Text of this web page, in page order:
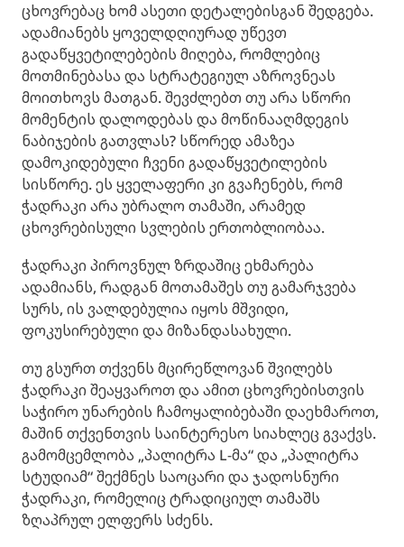
ცხოვრებაც ხომ ასეთი დეტალებისგან შედგება.
ადამიანებს ყოველდღიურად უწევთ
გადაწყვეტილებების მიღება, რომლებიც
მოთმინებასა და სტრატეგიულ აზროვნეას
მოითხოვს მათგან. შევძლებთ თუ არა სწორი
მომენტის დალოდებას და მოწინააღმდეგის
ნაბიჯების გათვლას? სწორედ ამაზეა
დამოკიდებული ჩვენი გადაწყვეტილების
სისწორე. ეს ყველაფერი კი გვაჩენებს, რომ
ჭადრაკი არა უბრალო თამაში, არამედ
ცხოვრებისული სვლების ერთობლიობაა.
ჭადრაკი პიროვნულ ზრდაშიც ეხმარება
ადამიანს, რადგან მოთამაშეს თუ გამარჯვება
სურს, ის ვალდებულია იყოს მშვიდი,
ფოკუსირებული და მიზანდასახული.
თუ გსურთ თქვენს მცირეწლოვან შვილებს
ჭადრაკი შეაყვაროთ და ამით ცხოვრებისთვის
საჭირო უნარების ჩამოყალიბებაში დაეხმაროთ,
მაშინ თქვენთვის საინტერესო სიახლეც გვაქვს.
გამომცემლობა „პალიტრა L-მა“ და „პალიტრა
სტუდიამ“ შექმნეს საოცარი და ჯადოსნური
ჭადრაკი, რომელიც ტრადიციულ თამაშს
ზღაპრულ ელფერს სძენს.